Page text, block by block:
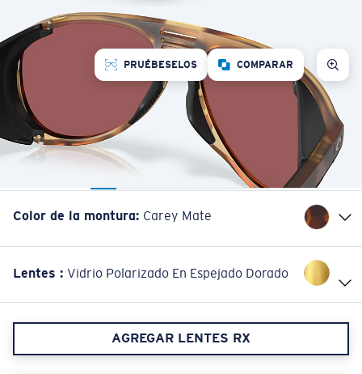
PRUÉBESELOS COMPARAR
Color de la montura: Carey Mate
Lentes : Vidrio Polarizado En Espejado Dorado
AGREGAR LENTES RX